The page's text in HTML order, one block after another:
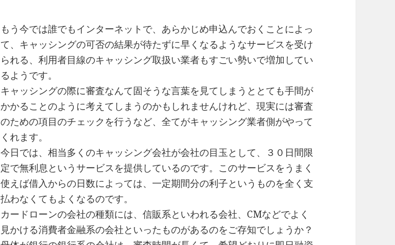
もう今では誰でもインターネットで、あらかじめ申込んでおくことによっ
て、キャッシングの可否の結果が待たずに早くなるようなサービスを受け
られる、利用者目線のキャッシング取扱い業者もすごい勢いで増加してい
るようです。
キャッシングの際に審査なんて固そうな言葉を見てしまうととても手間が
かかることのように考えてしまうのかもしれませんけれど、現実には審査
のための項目のチェックを行うなど、全てがキャッシング業者側がやって
くれます。
今日では、相当多くのキャッシング会社が会社の目玉として、３０日間限
定で無利息というサービスを提供しているのです。このサービスをうまく
使えば借入からの日数によっては、一定期間分の利子というものを全く支
払わなくてもよくなるのです。
カードローンの会社の種類には、信販系といわれる会社、CMなどでよく
見かける消費者金融系の会社といったものがあるのをご存知でしょうか？